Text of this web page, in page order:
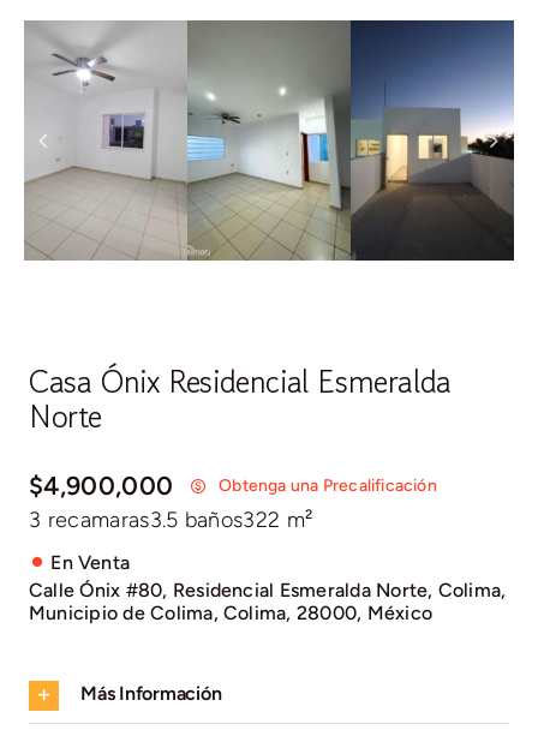
Casa Ónix Residencial Esmeralda
Norte
$4,900,000 Obtenga una Precalificación
3 recamaras3.5 baños322 m²
En Venta
Calle Ónix #80, Residencial Esmeralda Norte, Colima,
Municipio de Colima, Colima, 28000, México
Más Información